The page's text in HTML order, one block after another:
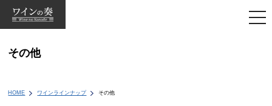
その他
HOME ワインラインナップ その他